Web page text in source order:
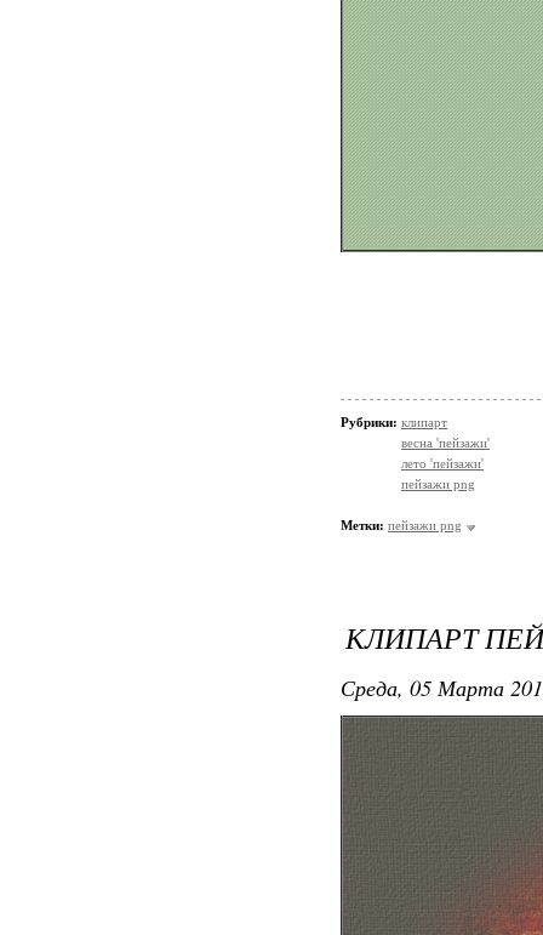
Рубрики: клипарт
весна 'пейзажи'
лето 'пейзажи'
пейзажи png
Метки: пейзажи png
КЛИПАРТ
Среда, 05 Марта